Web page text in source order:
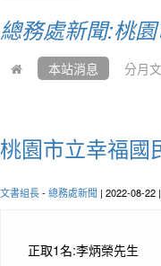
總務處新聞:桃
本站消息 分月
桃園市立幸福國
文書組長- 總務處新聞 | 2022-08-22
正取1名:李炳榮先生